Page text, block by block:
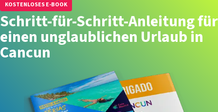
KOSTENLOSES E-BOOK
Schritt-für-Schritt-Anleitung für
einen unglaublichen Urlaub in
Cancun